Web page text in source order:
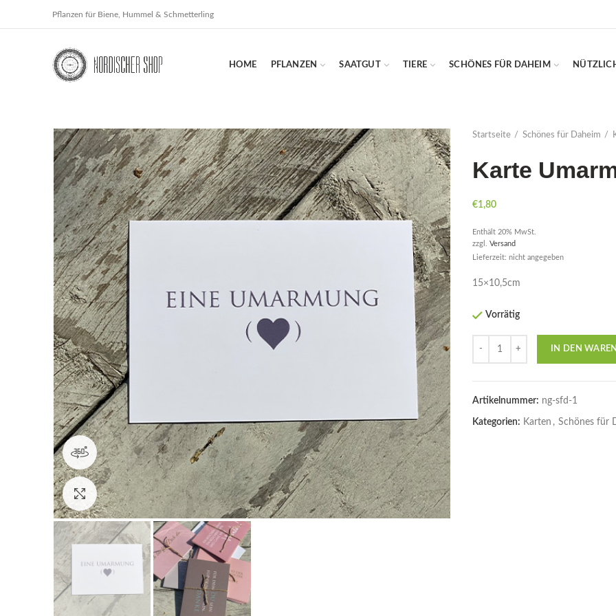
Pflanzen für Biene, Hummel & Schmetterling
HOME PFLANZEN SAATGUT TIERE SCHÖNES FÜR DAHEIM
360 product view
Click to enlarge
Startseite Schönes für Daheim
Karte
€1,80
Enthält 20% MwSt.
zzgl. Versand
Lieferzeit: nicht angegeben
15×10,5cm
Vorrätig
IN DEN
Artikelnummer: ng-sfd-1
Kategorien: Karten , Schönes für